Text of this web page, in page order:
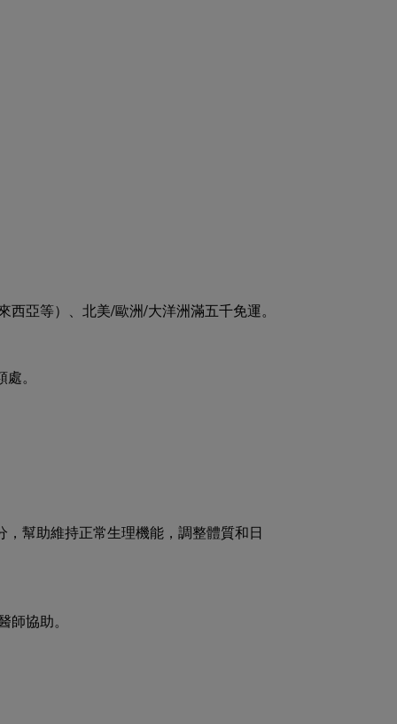
亞等）、北美/歐洲/大洋洲滿五千免運。
。
幫助維持正常生理機能，調整體質和日
協助。